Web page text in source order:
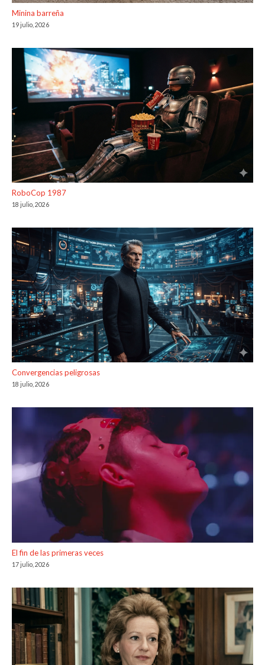
Minina barreña
19 julio, 2026
RoboCop 1987
18 julio, 2026
Convergencias peligrosas
18 julio, 2026
El fin de las primeras veces
17 julio, 2026